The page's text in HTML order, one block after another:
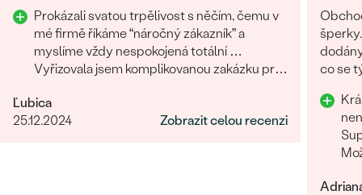
Prokázali svatou trpělivost s něčím, čemu v
mé firmě říkáme “náročný zákazník” a
myslíme vždy nespokojená totální …
Vyřizovala jsem komplikovanou zakázku pro
zvládli to skvěle. Musím moc poděkovat.
Ľubica
25.12.2024
Zobrazit celou recenzi
co se týče vstřícného